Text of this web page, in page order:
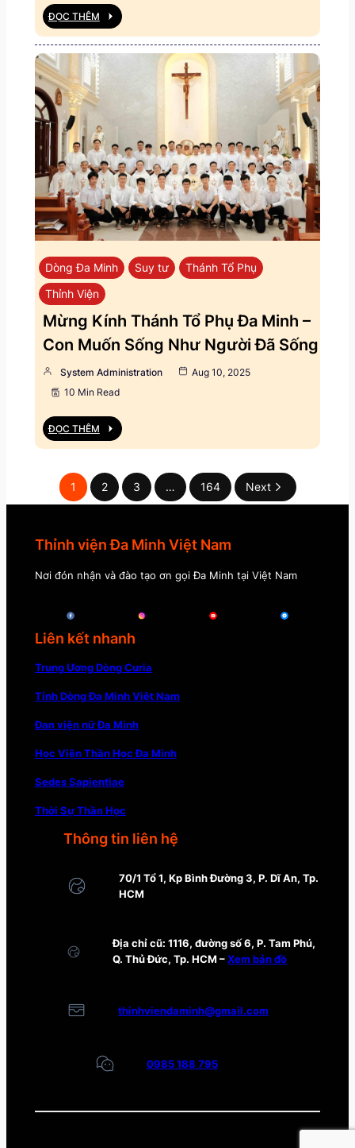
ĐỌC THÊM
Dòng Đa Minh Suy tư
Thánh Tổ Phụ
Thỉnh Viện
Mừng Kính Thánh Tổ Phụ Đa Minh –
Con Muốn Sống Như Người Đã Sống
System Administration
Aug 10, 2025
10 Min Read
ĐỌC THÊM
1 2 3 … 164 Next
Thỉnh viện Đa Minh Việt Nam
Nơi đón nhận và đào tạo ơn gọi Đa Minh tại Việt Nam
Liên kết nhanh
Trung Ương Dòng Curia
Tỉnh Dòng Đa Minh Việt Nam
Đan viện nữ Đa Minh
Học Viện Thần Học Đa Minh
Sedes Sapientiae
Thời Sự Thần Học
Thông tin liên hệ
70/1 Tổ 1, Kp Bình Đường 3, P. Dĩ An, Tp.
HCM
Địa chỉ cũ: 1116, đường số 6, P. Tam Phú,
Q. Thủ Đức, Tp. HCM –Xem bản đồ
thinhviendaminh@gmail.com
0985 188 795